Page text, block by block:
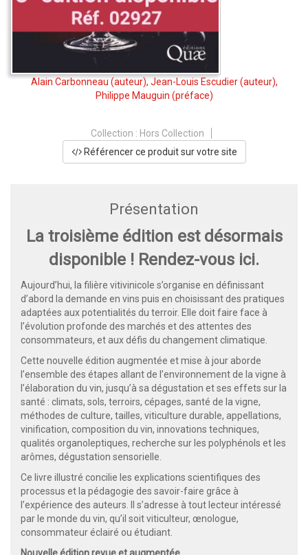
Alain Carbonneau (auteur), Jean-Louis Escudier(auteur),
Philippe Mauguin (préface)
Collection : Hors Collection
Référencer ce produit sur votre site
Présentation
La troisième édition est désormais
disponible ! Rendez-vous ici.
Aujourd’hui, la filière vitivinicole s’organise en définissant
d’abord la demande en vins puis en choisissant des pratiques
adaptées aux potentialités du terroir. Elle doit faire face à
l’évolution profonde des marchés et des attentes des
consommateurs, et aux défis du changement climatique.
Cette nouvelle édition augmentée et mise à jour aborde
l’ensemble des étapes allant de l’environnement de la vigne à
l’élaboration du vin, jusqu’à sa dégustation et ses effets sur la
santé : climats, sols, terroirs, cépages, santé de la vigne,
méthodes de culture, tailles, viticulture durable, appellations,
vinification, composition du vin, innovations techniques,
qualités organoleptiques, recherche sur les polyphénols et les
arômes, dégustation sensorielle.
Ce livre illustré concilie les explications scientifiques des
processus et la pédagogie des savoir-faire grâce à
l’expérience des auteurs. Il s’adresse à tout lecteur intéressé
par le monde du vin, qu’il soit viticulteur, œnologue,
consommateur éclairé ou étudiant.